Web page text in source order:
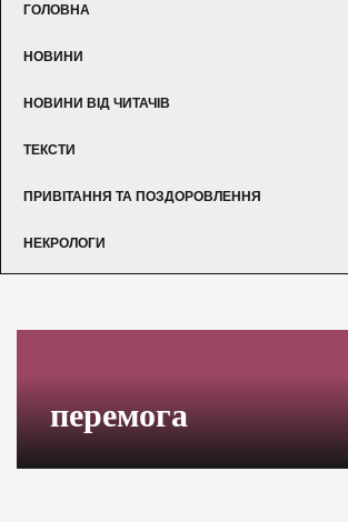
ГОЛОВНА
НОВИНИ
НОВИНИ ВІД ЧИТАЧІВ
ТЕКСТИ
ПРИВІТАННЯ ТА ПОЗДОРОВЛЕННЯ
НЕКРОЛОГИ
перемога